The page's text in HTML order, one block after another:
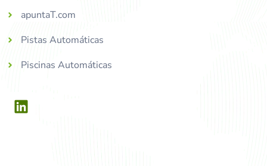
apuntaT.com
Pistas Automáticas
Piscinas Automáticas